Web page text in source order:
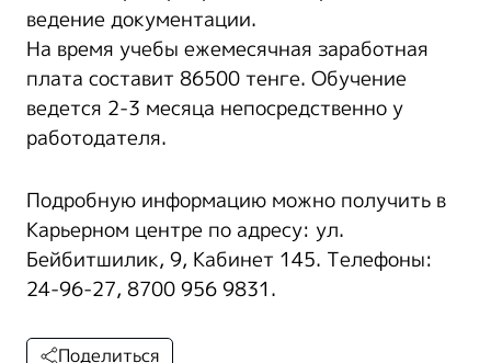
ведение документации.
На время учебы ежемесячная заработная
плата составит 86500 тенге. Обучение
ведется 2-3 месяца непосредственно у
работодателя.
Подробную информацию можно получить в
Карьерном центре по адресу: ул.
Бейбитшилик, 9, Кабинет 145. Телефоны:
24-96-27, 8700 956 9831.
Поделиться